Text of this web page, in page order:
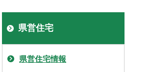
県営住宅
県営住宅情報